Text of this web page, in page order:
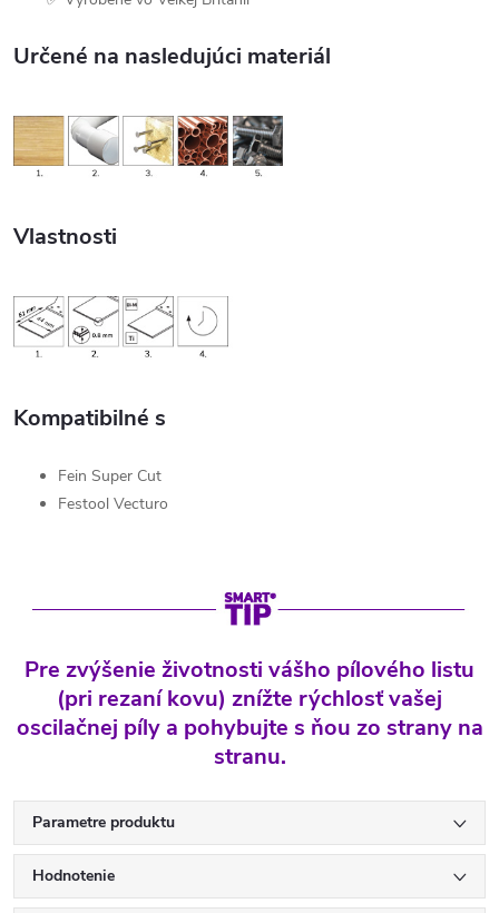
Určené na nasledujúci materiál
Vlastnosti
Kompatibilné s
Fein Super Cut
Festool Vecturo
Pre zvýšenie životnosti vášho pílového listu
(pri rezaní kovu) znížte rýchlosť vašej
oscilačnej píly a pohybujte s ňou zo strany na
stranu.
Parametre produktu
Hodnotenie